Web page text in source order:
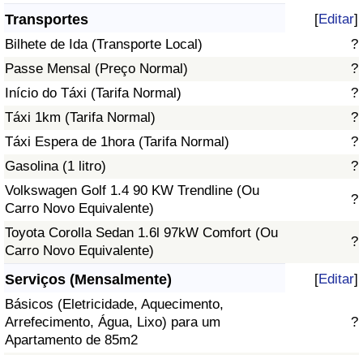
Transportes [Editar]
Bilhete de Ida (Transporte Local)
?
Passe Mensal (Preço Normal)
?
Início do Táxi (Tarifa Normal)
?
Táxi 1km (Tarifa Normal)
?
Táxi Espera de 1hora (Tarifa Normal)
?
Gasolina (1 litro)
?
Volkswagen Golf 1.4 90 KW Trendline (Ou
Carro Novo Equivalente)
?
Toyota Corolla Sedan 1.6l 97kW Comfort (Ou
Carro Novo Equivalente)
?
Serviços (Mensalmente) [Editar]
Básicos (Eletricidade, Aquecimento,
Arrefecimento, Água, Lixo) para um
Apartamento de 85m2
?